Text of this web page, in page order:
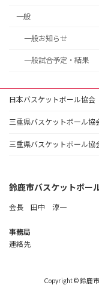
一般
一般お知らせ
一般試合予定・結果
日本バスケットボール協会
三重県バスケットボール協
三重県バスケットボール協
鈴鹿市バスケットボー
会長 田中 淳一
事務局
連絡先
Copyright © 鈴鹿